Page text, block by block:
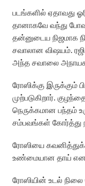
படங்களில் ஏதாவது
தானாகவே வந்து
தன்னுடைய நிஜமாக
சவாலான விஷயம்.
அந்த சவாலை
ரோஸிக்கு இருக்கும்
முற்படுகிறார்.
நெருக்கமான பந்தம்
சம்பவங்கள் கோர்த்து
ரோஸியை
உண்மையான தாய் எனத்
ரோஸியின் உடல் நிலை